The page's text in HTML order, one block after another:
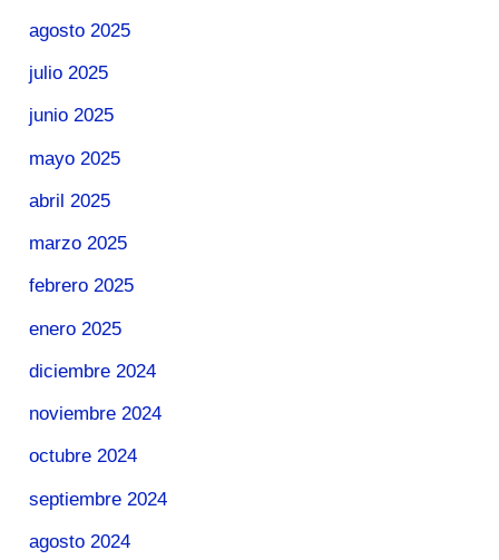
agosto 2025
julio 2025
junio 2025
mayo 2025
abril 2025
marzo 2025
febrero 2025
enero 2025
diciembre 2024
noviembre 2024
octubre 2024
septiembre 2024
agosto 2024